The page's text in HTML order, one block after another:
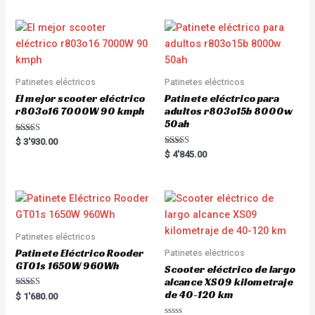
o
u
o
f
5
u
t
f
Patinetes eléctricos
El mejor scooter eléctrico
r803o16 7000W 90 kmph
Rated
5.00
$ 3'930.00
Patinetes eléctricos
Patinete eléctrico para
adultos r803o15b 8000w
50ah
Rated
5.00
$ 4'845.00
Patinetes eléctricos
Patinete Eléctrico Rooder
GT01s 1650W 960Wh
Rated
5.00
$ 1'680.00
Patinetes eléctricos
Scooter eléctrico de largo
alcance XS09 kilometraje
de 40-120 km